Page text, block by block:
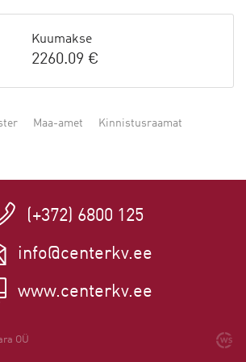
Kuumakse
2260.09 €
Maa-amet Kinnistusraamat
(+372) 6800 125
info@centerkv.ee
www.centerkv.ee
OÜ